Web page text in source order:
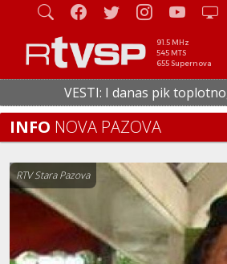
91.5 MHz
545 MTS
655 Supernova
VESTI: I danas pik toplotnog
INFO NOVA PAZOVA
RTV Stara Pazova